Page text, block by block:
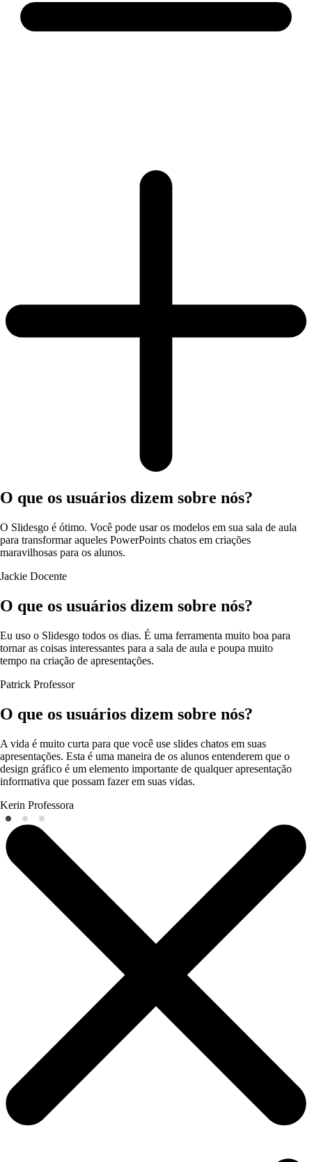
O que os usuários dizem sobre nós?
O Slidesgo é ótimo. Você pode usar os modelos em sua sala de aula
para transformar aqueles PowerPoints chatos em criações
maravilhosas para os alunos.
Jackie Docente
O que os usuários dizem sobre nós?
Eu uso o Slidesgo todos os dias. É uma ferramenta muito boa para
tornar as coisas interessantes para a sala de aula e poupa muito
tempo na criação de apresentações.
Patrick Professor
O que os usuários dizem sobre nós?
A vida é muito curta para que você use slides chatos em suas
apresentações. Esta é uma maneira de os alunos entenderem que o
design gráfico é um elemento importante de qualquer apresentação
informativa que possam fazer em suas vidas.
Kerin Professora